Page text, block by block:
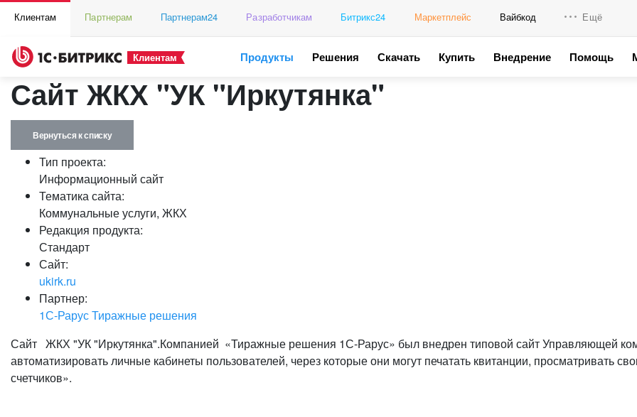
Клиентам Партнерам Партнерам24 Разработчикам Битрикс24 Маркетплейс Вайбкод Ещё
Клиентам Продукты Решения Скачать Купить Внедрение Помощь
Сайт ЖКХ "УК "Иркутянка"
Вернуться к списку
Тип проекта:
Информационный сайт
Тематика сайта:
Коммунальные услуги, ЖКХ
Редакция продукта:
Стандарт
Сайт:
ukirk.ru
Партнер:
1С-Рарус Тиражные решения
Сайт ЖКХ "УК "Иркутянка".Компанией «Тиражные решения 1С-Рарус» был внедрен типовой сайт Управляющей
автоматизировать личные кабинеты пользователей, через которые они могут печатать квитанции, просматривать
счетчиков».